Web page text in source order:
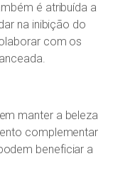
é atribuída a
na inibição do
com os
manter a beleza
complementar
beneficiar a